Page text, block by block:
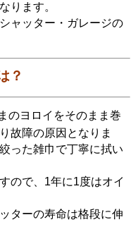
ります。
ャッター・ガレージの
？
のヨロイをそのまま巻
故障の原因となりま
った雑巾で丁寧に拭い
ので、1年に1度はオイ
ターの寿命は格段に伸